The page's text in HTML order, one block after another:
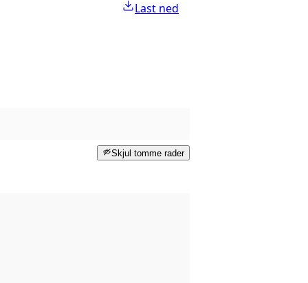
Last ned
Skjul tomme rader